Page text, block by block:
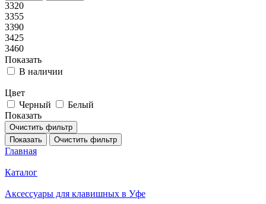
3320
3355
3390
3425
3460
Показать
В наличии
Цвет
Черный
Белый
Показать
Очистить фильтр
Показать
Очистить фильтр
Главная
Каталог
Аксессуары для клавишных в Уфе